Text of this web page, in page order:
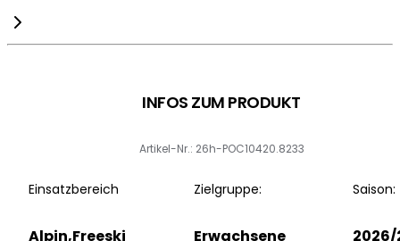
INFOS ZUM PRODUKT
Artikel-Nr.: 26h-POC10420.8233
Einsatzbereich
Alpin,Freeski
Zielgruppe:
Erwachsene
Saison:
2026/